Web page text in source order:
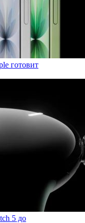
готовит
5 до